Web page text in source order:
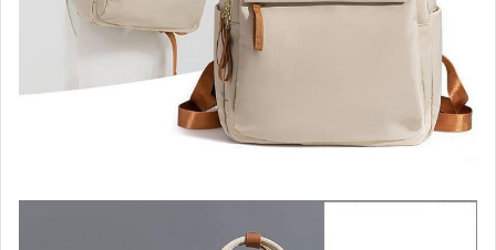
女裝與服飾配件
偶像、球員卡與郵幣